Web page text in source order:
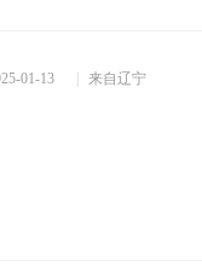
01-13 来自辽宁